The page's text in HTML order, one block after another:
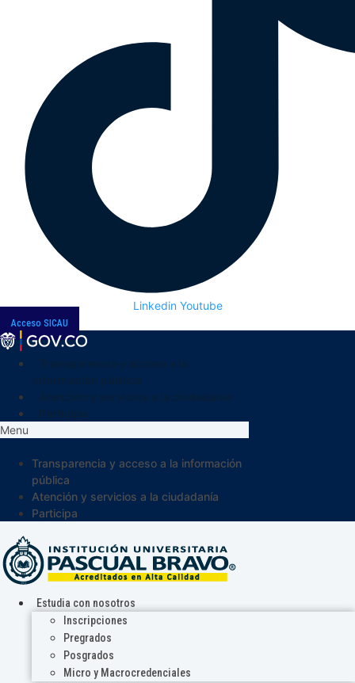
Linkedin Youtube
Acceso SICAU
Menu
Transparencia y acceso a la información
pública
Atención y servicios a la ciudadanía
Participa
Estudia con nosotros
Inscripciones
Pregrados
Posgrados
Micro y Macrocredenciales